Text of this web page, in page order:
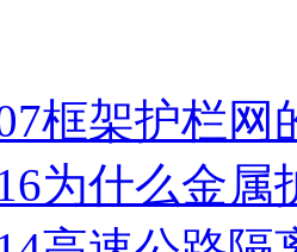
框架护栏网
为什么金属